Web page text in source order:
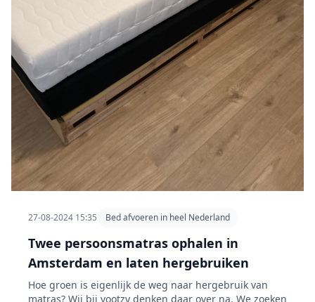
27-08-2024 15:35 Bed afvoeren in heel Nederland
Twee persoonsmatras ophalen in
Amsterdam en laten hergebruiken
Hoe groen is eigenlijk de weg naar hergebruik van
matras? Wij bij vootzy denken daar over na. We zoeken